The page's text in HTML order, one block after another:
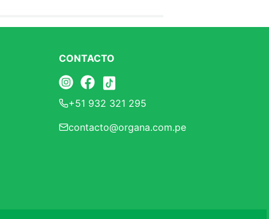
CONTACTO
+51 932 321 295
contacto@organa.com.pe